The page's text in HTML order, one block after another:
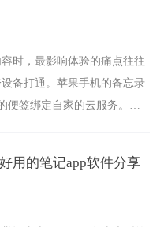
时，最影响体验的痛点往往
备打通。苹果手机的备忘录
签绑定自家的云服务。而
用的笔记app软件分享